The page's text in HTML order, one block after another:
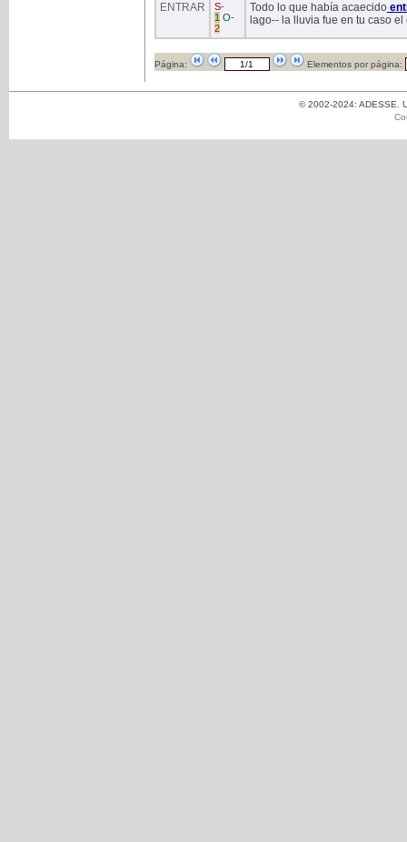
ENTRAR S-
1 O-
2
Todo lo que había acaecido
lago-- la lluvia fue en tu caso
Página: Elementos por página:
© 2002-2024: ADESSE.